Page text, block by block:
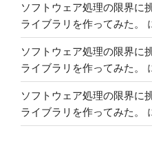
ソフトウェア処理の限界に
ライブラリを作ってみた。
ソフトウェア処理の限界に
ライブラリを作ってみた。
ソフトウェア処理の限界に
ライブラリを作ってみた。